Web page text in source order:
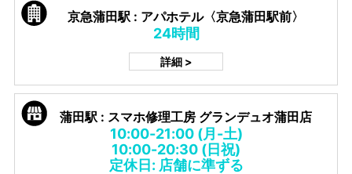
京急蒲田駅 : アパホテル〈京急蒲田駅前〉
24時間
詳細 >
蒲田駅 : スマホ修理工房 グランデュオ蒲田店
10:00-21:00 (月-土)
10:00-20:30 (日祝)
定休日: 店舗に準ずる